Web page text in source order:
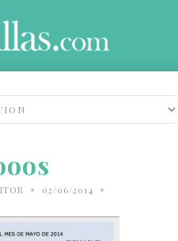
• 02/06/2014 •